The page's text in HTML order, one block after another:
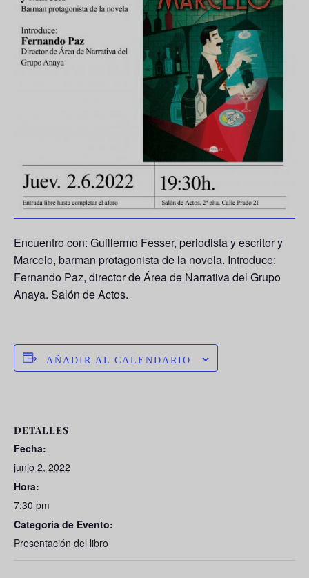
Encuentro con: Guillermo Fesser, periodista y escritor y
Marcelo, barman protagonista de la novela. Introduce:
Fernando Paz, director de Área de Narrativa del Grupo
Anaya. Salón de Actos.
AÑADIR AL CALENDARIO
DETALLES
Fecha:
junio 2, 2022
Hora:
7:30 pm
Categoría de Evento:
Presentación del libro